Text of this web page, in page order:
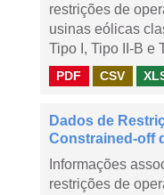
restrições de
usinas eólicas
Tipo I, Tipo II-B e
PDF CSV
Dados de
Constrained-off
Informações
restrições de